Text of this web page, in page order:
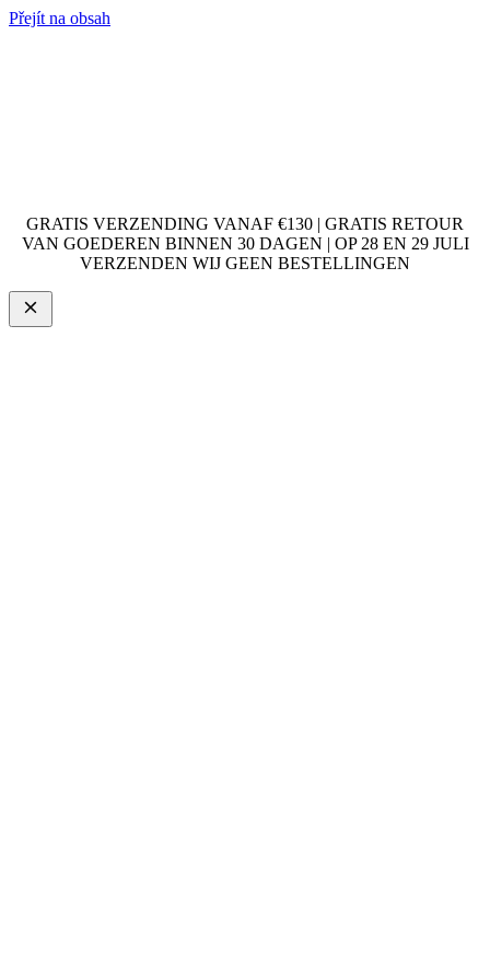
Přejít na obsah
GRATIS VERZENDING VANAF €130 | GRATIS RETOUR
VAN GOEDEREN BINNEN 30 DAGEN | OP 28 EN 29 JULI
VERZENDEN WIJ GEEN BESTELLINGEN